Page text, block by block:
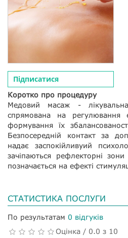
Підписатися
Коротко про процедуру
Медовий масаж -
спрямована на регулювання
формування їх
Безпосередній контакт за
надає заспокійливуий
зачіпаються рефлекторні
позначається на ефекті
СТАТИСТИКА ПОСЛУГИ
По результатам 0 відгуків
Оцінка / 0.0 з 10